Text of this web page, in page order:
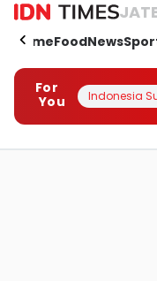
HomeFoodNews
For
You
Indonesia